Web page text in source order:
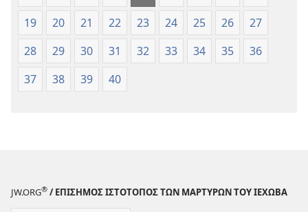
19
20 21 22 23 24 25 26
27
28
29 30 31 32 33 34 35
36
37
38 39 40
JW.ORG® / ΕΠΙΣΗΜΟΣ ΙΣΤΟΤΟΠΟΣ ΤΩΝ ΜΑΡΤΥΡΩΝ ΤΟΥ ΙΕΧΩΒΑ